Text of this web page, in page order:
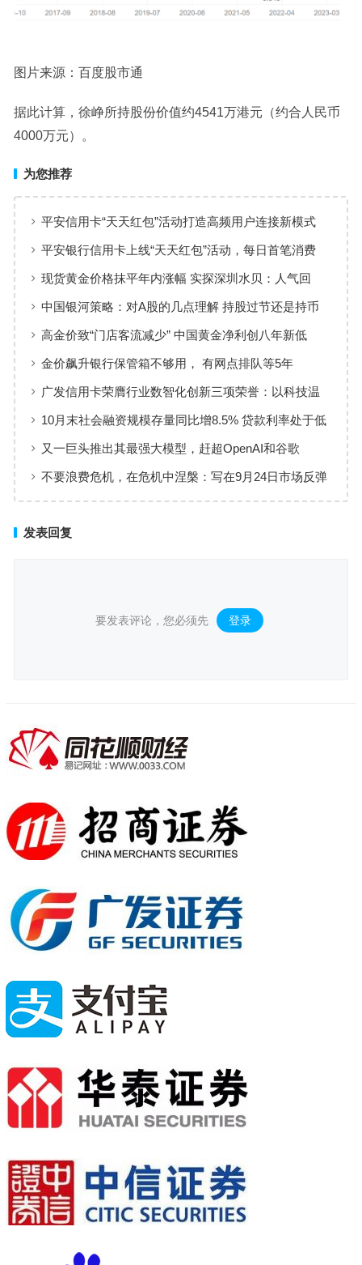
图片来源：百度股市通
据此计算，徐峥所持股份价值约4541万港元（约合人民币
4000万元）。
为您推荐
平安信用卡“天天红包”活动打造高频用户连接新模式
平安银行信用卡上线“天天红包”活动，每日首笔消费
100%有奖
现货黄金价格抹平年内涨幅 实探深圳水贝：人气回
暖，有投资者趁机抄底
中国银河策略：对A股的几点理解 持股过节还是持币
过节？
高金价致“门店客流减少” 中国黄金净利创八年新低
金价飙升银行保管箱不够用， 有网点排队等5年
广发信用卡荣膺行业数智化创新三项荣誉：以科技温
度重塑服务新生态
10月末社会融资规模存量同比增8.5% 贷款利率处于低
位、资金供给充裕
又一巨头推出其最强大模型，赶超OpenAI和谷歌
不要浪费危机，在危机中涅槃：写在9月24日市场反弹
的一个月后
发表回复
要发表评论，您必须先 登录 。